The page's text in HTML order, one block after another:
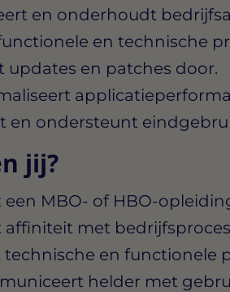
en onderhoudt
en technische
updates en patches door.
en ondersteunt
jij?
een MBO- of HBO-
affiniteit met
technische en functionele
helder met